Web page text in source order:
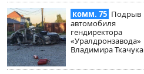
комм. 75 Подрыв
автомобиля
гендиректора
«Уралдронзавода»
Владимира Ткачука